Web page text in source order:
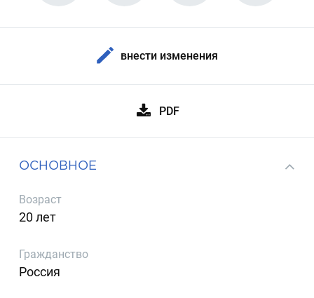
внести изменения
PDF
ОСНОВНОЕ
Возраст
20 лет
Гражданство
Россия